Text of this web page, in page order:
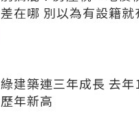
差在哪 別以為有設籍就
綠建築連三年成長 去
歷年新高